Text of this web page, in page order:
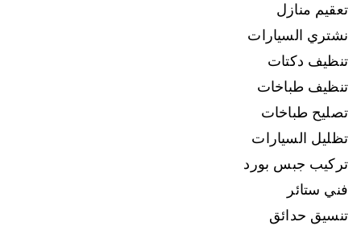
تعقيم منازل
نشتري السيارات
تنظيف دكتات
تنظيف طباخات
تصليح طباخات
تظليل السيارات
تركيب جبس بورد
فني ستائر
تنسيق حدائق